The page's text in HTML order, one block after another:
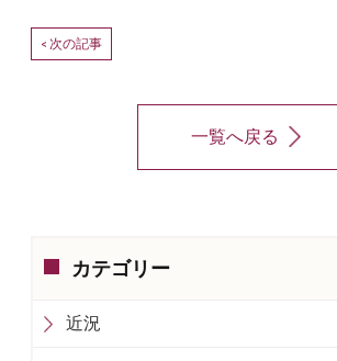
< 次の記事
一覧へ戻る
カテゴリー
近況